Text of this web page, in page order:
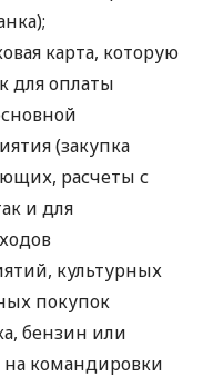
карта, которую
для оплаты
(закупка
расчеты с
и для
культурных
покупок
бензин или
на командировки